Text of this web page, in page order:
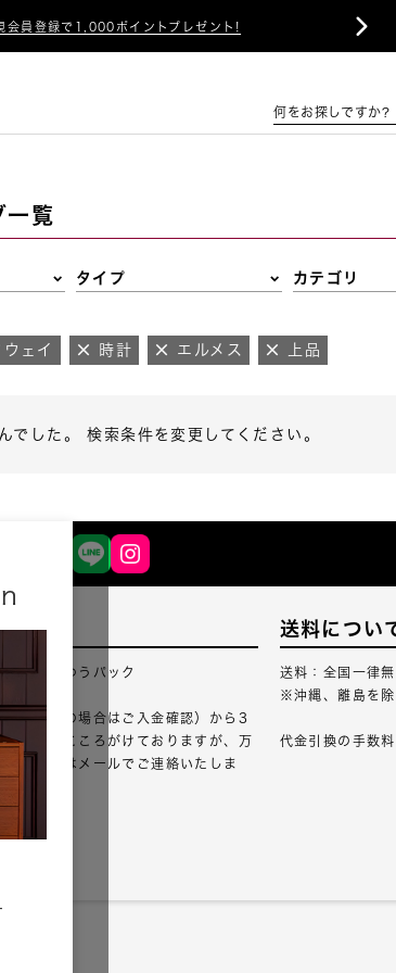
会員登録で1,000ポイントプレゼント! 
何をお探しですか?
一覧
タイプ カテゴリ
ェイ 時計 エルメス 上品
でした。 検索条件を変更してください。
て
川急便・ゆうパック
銀行振込の場合はご入金確認）から3
ご出荷をこころがけておりますが、万
れる場合はメールでご連絡いたしま
ら
送料につい
送料：全国一律
※沖縄、離島を除
代金引換の手数